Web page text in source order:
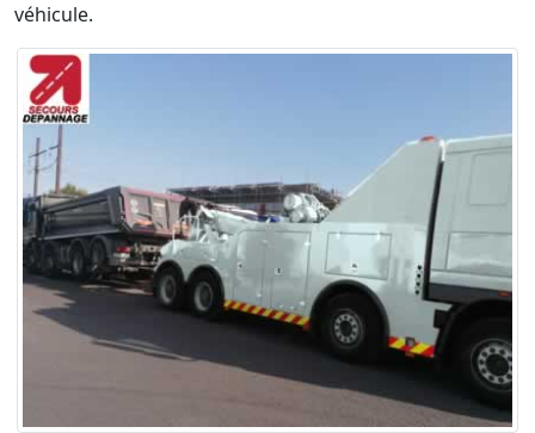
véhicule.